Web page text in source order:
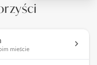
mieście